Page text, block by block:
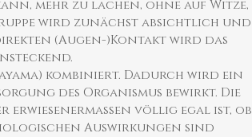
mehr zu lachen, ohne auf Witze,
wird zunächst absichtlich und
(Augen-)Kontakt wird das
kombiniert. Dadurch wird ein
des Organismus bewirkt. Die
erwiesenermaßen völlig egal ist, ob
Auswirkungen sind